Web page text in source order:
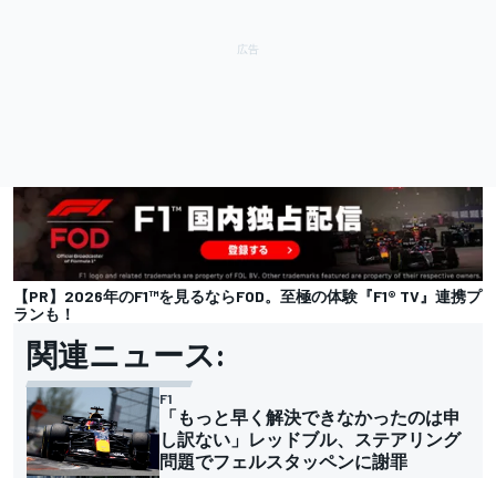
【PR】2026年のF1™︎を見るならFOD。至極の体験『F1® TV』連携プ
ランも！
関連ニュース:
F1
「もっと早く解決できなかったのは申
し訳ない」レッドブル、ステアリング
問題でフェルスタッペンに謝罪